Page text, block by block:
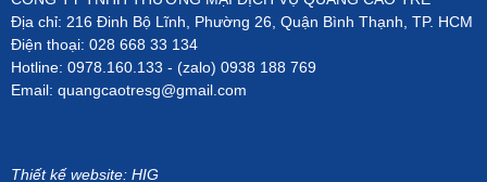
Địa chỉ: 216 Đinh Bộ Lĩnh, Phường 26, Quận Bình Thạnh, TP. HCM
Điện thoại: 028 668 33 134
Hotline: 0978.160.133 - (zalo) 0938 188 769
Email: quangcaotresg@gmail.com
Thiết kế website: HIG